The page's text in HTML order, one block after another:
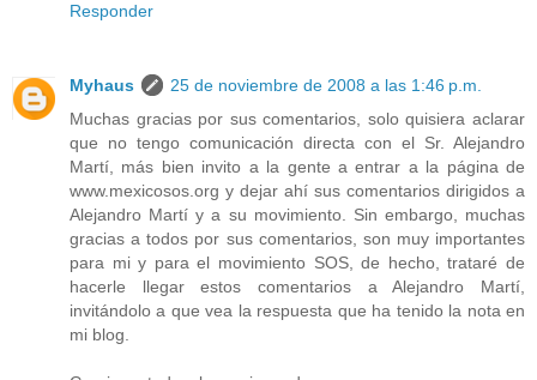
Responder
Myhaus
25 de noviembre de 2008 a las 1:46 p.m.
Muchas gracias por sus comentarios, solo quisiera aclarar
que no tengo comunicación directa con el Sr. Alejandro
Martí, más bien invito a la gente a entrar a la página de
www.mexicosos.org y dejar ahí sus comentarios dirigidos a
Alejandro Martí y a su movimiento. Sin embargo, muchas
gracias a todos por sus comentarios, son muy importantes
para mi y para el movimiento SOS, de hecho, trataré de
hacerle llegar estos comentarios a Alejandro Martí,
invitándolo a que vea la respuesta que ha tenido la nota en
mi blog.